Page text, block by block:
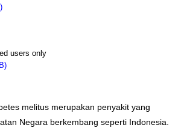
users only
melitus merupakan penyakit yang
Negara berkembang seperti Indonesia.